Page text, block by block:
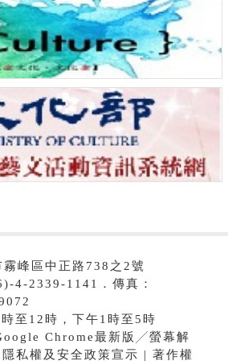
峰區中正路738之2號
4-2339-1141．傳真：
至12時，下午1時至5時
Chrome最新版╱螢幕解
私權及安全政策宣示 | 著作權